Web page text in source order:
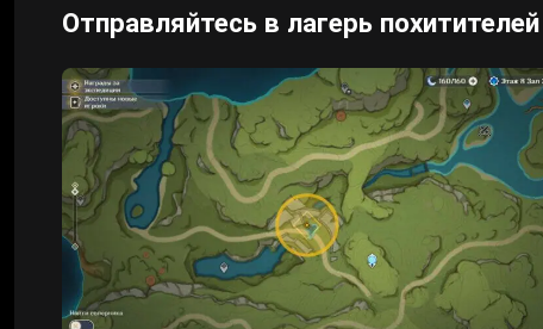
Отправляйтесь в лагерь похитителей